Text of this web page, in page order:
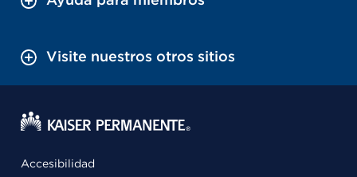
Visite nuestros otros sitios
Accesibilidad